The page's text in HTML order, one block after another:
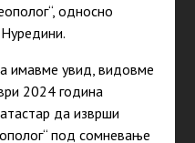
односно
имавме увид, видовме
2024 година
да изврши
под сомневање